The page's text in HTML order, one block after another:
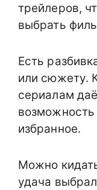
трейлеров,
выбрать
Есть
или сюжету.
сериалам
избранное.
Можно
удача